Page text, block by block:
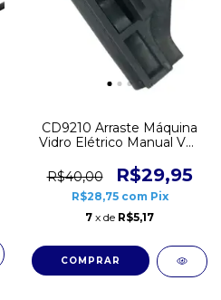
CD9210 Arraste Máquina
Vidro Elétrico Manual VW
Trava Cabo
R$40,00 R$29,95
R$28,75 com Pix
7 x de R$5,17